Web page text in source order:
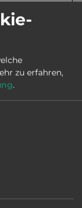
zu erfahren,
.